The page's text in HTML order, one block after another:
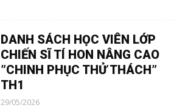
DANH SÁCH HỌC VIÊN LỚP
CHIẾN SĨ TÍ HON NÂNG CAO
”CHINH PHỤC THỬ THÁCH”
TH1
29/05/2026